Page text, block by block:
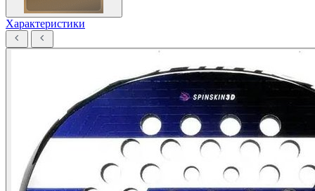
Характеристики